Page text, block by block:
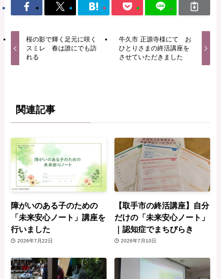
桜の影で輝く足元に咲く
スミレ 春は誰にでも訪
れる
牛久市 正源寺様にて お
ひとりさまの終活講座を
させていただきました
関連記事
障がいのある子のための
「未来安心ノート」講座を
行いました
2026年7月22日
【取手市の終活講座】自分
だけの「未来安心ノート」
｜認知症でまちびらき
2026年7月10日